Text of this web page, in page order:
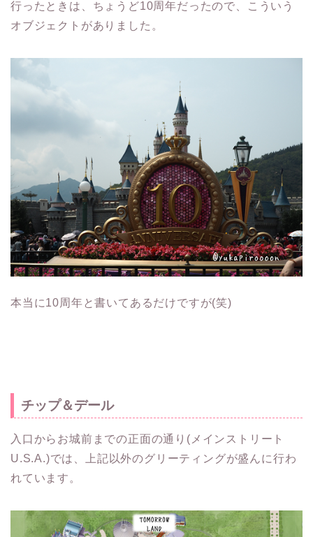
行ったときは、ちょうど10周年だったので、こういう
オブジェクトがありました。
本当に10周年と書いてあるだけですが(笑)
チップ＆デール
入口からお城前までの正面の通り(メインストリート
U.S.A.)では、上記以外のグリーティングが盛んに行わ
れています。